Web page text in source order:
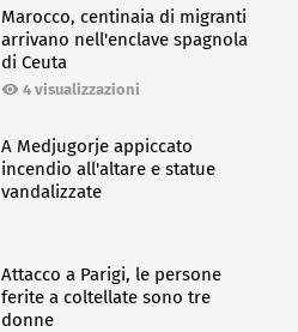
Marocco, centinaia di migranti
arrivano nell'enclave spagnola
di Ceuta
4 visualizzazioni
A Medjugorje appiccato
incendio all'altare e statue
vandalizzate
Attacco a Parigi, le persone
ferite a coltellate sono tre
donne